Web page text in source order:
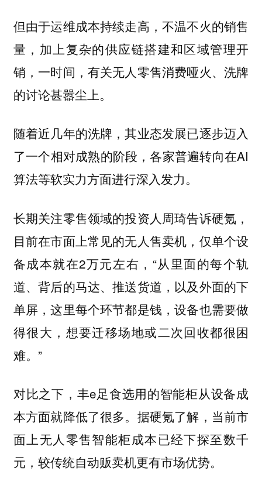
但由于运维成本持续走高，不温不火的销售
量，加上复杂的供应链搭建和区域管理开
销，一时间，有关无人零售消费哑火、洗牌
的讨论甚嚣尘上。
随着近几年的洗牌，其业态发展已逐步迈入
了一个相对成熟的阶段，各家普遍转向在AI
算法等软实力方面进行深入发力。
长期关注零售领域的投资人周琦告诉硬氪，
目前在市面上常见的无人售卖机，仅单个设
备成本就在2万元左右，“从里面的每个轨
道、背后的马达、推送货道，以及外面的下
单屏，这里每个环节都是钱，设备也需要做
得很大，想要迁移场地或二次回收都很困
难。”
对比之下，丰e足食选用的智能柜从设备成
本方面就降低了很多。据硬氪了解，当前市
面上无人零售智能柜成本已经下探至数千
元，较传统自动贩卖机更有市场优势。